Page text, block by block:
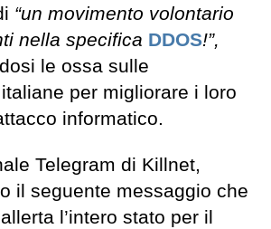
“un movimento volontario
nella specifica DDOS!”,
le ossa sulle
per migliorare i loro
informatico.
Telegram di Killnet,
il seguente messaggio che
l’intero stato per il